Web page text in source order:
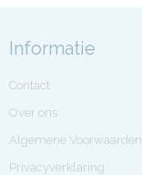
Informatie
Contact
Over ons
Algemene Voorwaarden
Privacyverklaring